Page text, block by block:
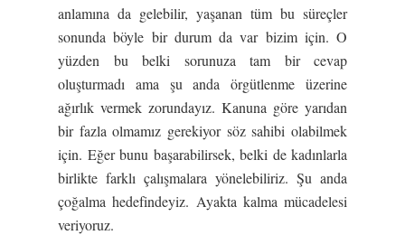
anlamına da gelebilir, yaşanan tüm bu süreçler
sonunda böyle bir durum da var bizim için. O
yüzden bu belki sorunuza tam bir cevap
oluşturmadı ama şu anda örgütlenme üzerine
ağırlık vermek zorundayız. Kanuna göre yarıdan
bir fazla olmamız gerekiyor söz sahibi olabilmek
için. Eğer bunu başarabilirsek, belki de kadınlarla
birlikte farklı çalışmalara yönelebiliriz. Şu anda
çoğalma hedefindeyiz. Ayakta kalma mücadelesi
veriyoruz.